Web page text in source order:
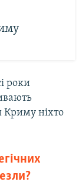
роки
Криму ніхто